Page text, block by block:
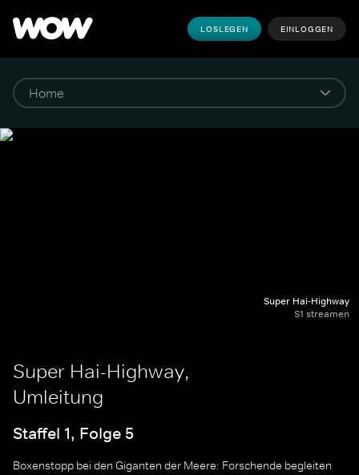
LOSLEGEN EINLOGGEN
Super Hai-Highway
S1 streamen
Super Hai-Highway,
Umleitung
Staffel 1, Folge 5
Boxenstopp bei den Giganten der Meere: Forschende begleiten